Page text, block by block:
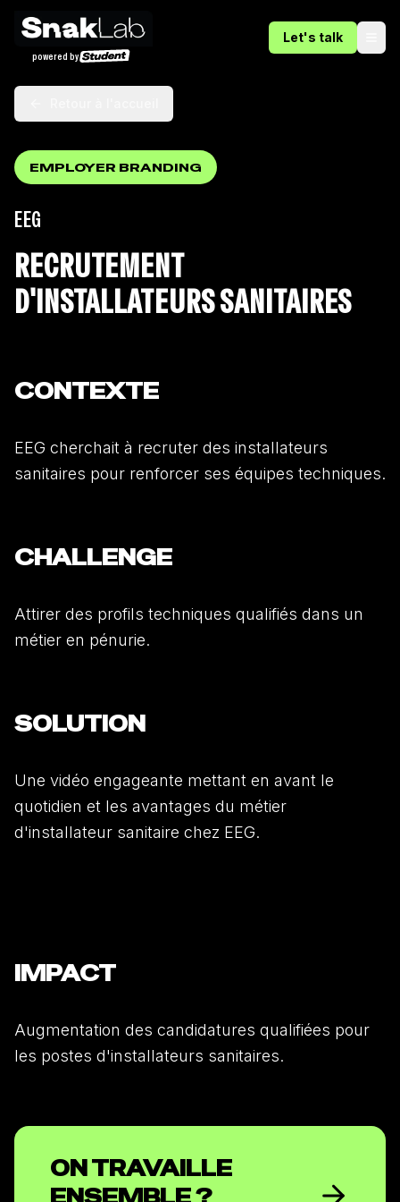
powered by
Let's talk
EMPLOYER BRANDING
EEG
RECRUTEMENT
D'INSTALLATEURS SANITAIRES
CONTEXTE
EEG cherchait à recruter des installateurs
sanitaires pour renforcer ses équipes techniques.
CHALLENGE
Attirer des profils techniques qualifiés dans un
métier en pénurie.
SOLUTION
Une vidéo engageante mettant en avant le
quotidien et les avantages du métier
d'installateur sanitaire chez EEG.
IMPACT
Augmentation des candidatures qualifiées pour
les postes d'installateurs sanitaires.
ON TRAVAILLE